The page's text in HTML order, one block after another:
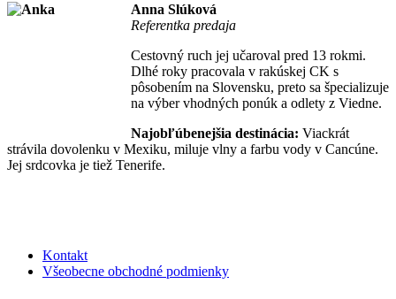
Anna Slúková
Referentka predaja
Cestovný ruch jej učaroval pred 13 rokmi.
Dlhé roky pracovala v rakúskej CK s
pôsobením na Slovensku, preto sa špecializuje
na výber vhodných ponúk a odlety z Viedne.
Najobľúbenejšia destinácia: Viackrát
strávila dovolenku v Mexiku, miluje vlny a farbu vody v Cancúne.
Jej srdcovka je tiež Tenerife.
Kontakt
Všeobecne obchodné podmienky